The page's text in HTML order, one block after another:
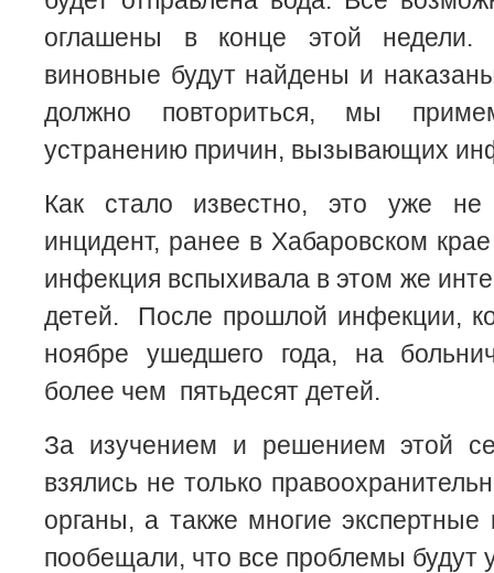
оглашены в конце этой
виновные будут найдены и
должно повториться, мы
устранению причин, вызывающих
Как стало известно, это уже
инцидент, ранее в Хабаровском
инфекция вспыхивала в этом же
детей. После прошлой инфекции,
ноябре ушедшего года, на
более чем пятьдесят детей.
За изучением и решением этой
взялись не только
органы, а также многие экспертные
пообещали, что все проблемы будут